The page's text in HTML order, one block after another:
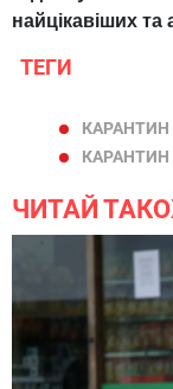
найцікавіших
ТЕГИ
КАРАНТИН
КАРАНТИН
ЧИТАЙ